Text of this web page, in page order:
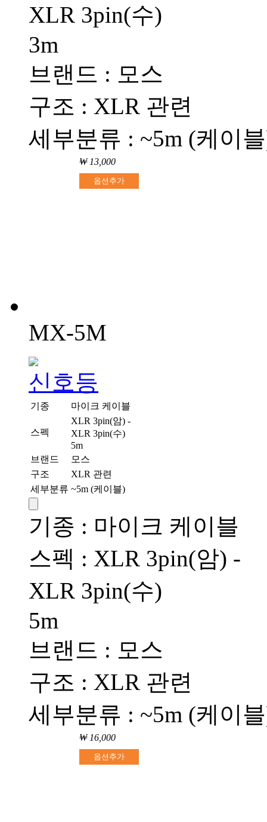
XLR 3pin(수)
3m
브랜드 : 모스
구조 : XLR 관련
세부분류 : ~5m (케이
₩ 13,000
옵션추가
MX-5M
기종 마이크 케이블
스펙
XLR 3pin(암) -
XLR 3pin(수)
5m
브랜드
모스
구조
XLR 관련
세부분류 ~5m (케이블)
기종 : 마이크 케이블
스펙 : XLR 3pin(암) -
XLR 3pin(수)
5m
브랜드 : 모스
구조 : XLR 관련
세부분류 : ~5m (케이
₩ 16,000
옵션추가